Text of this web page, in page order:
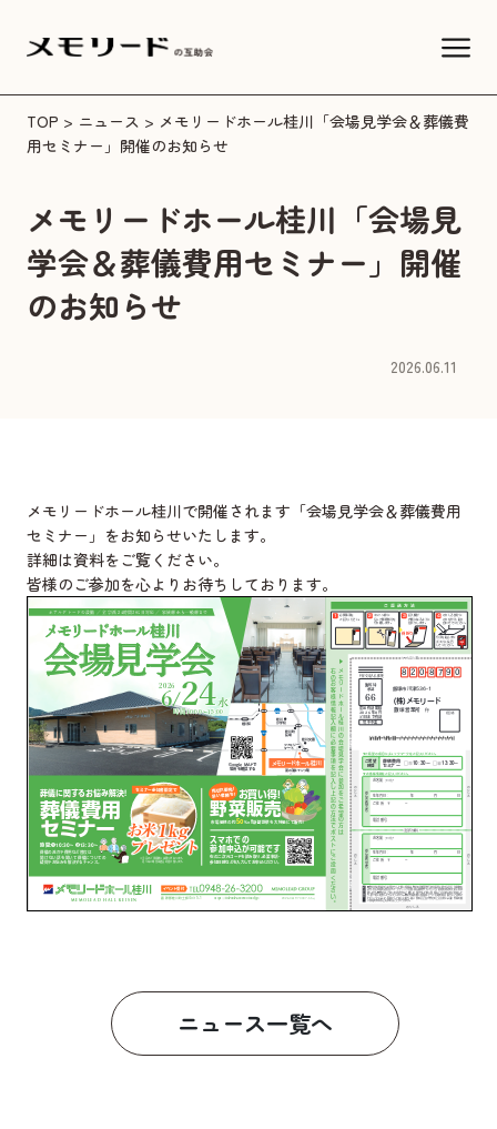
TOP > ニュース > メモリードホール桂川「会場見学会＆葬儀費
用セミナー」開催のお知らせ
メモリードホール桂川「会場見
学会＆葬儀費用セミナー」開催
のお知らせ
2026.06.11
メモリードホール桂川で開催されます「会場見学会＆葬儀費用
セミナー」をお知らせいたします。
詳細は資料をご覧ください。
皆様のご参加を心よりお待ちしております。
ニュース一覧へ